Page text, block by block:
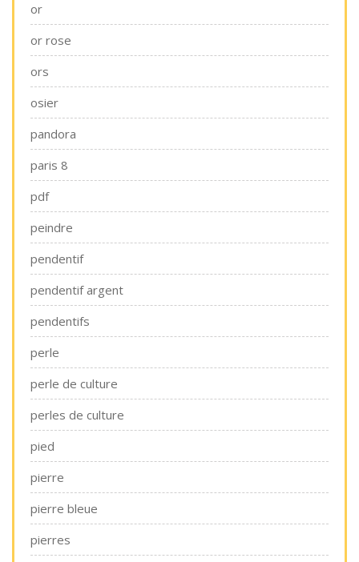
or
or rose
ors
osier
pandora
paris 8
pdf
peindre
pendentif
pendentif argent
pendentifs
perle
perle de culture
perles de culture
pied
pierre
pierre bleue
pierres